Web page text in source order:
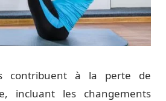
contribuent à la perte de
incluant les changements